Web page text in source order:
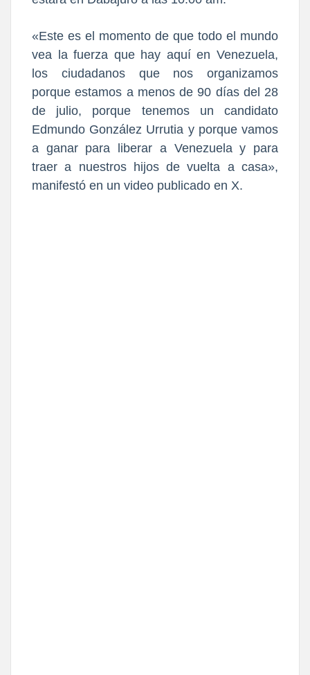
«Este es el momento de que todo el mundo
vea la fuerza que hay aquí en Venezuela,
los ciudadanos que nos organizamos
porque estamos a menos de 90 días del 28
de julio, porque tenemos un candidato
Edmundo González Urrutia y porque vamos
a ganar para liberar a Venezuela y para
traer a nuestros hijos de vuelta a casa»,
manifestó en un video publicado en X.